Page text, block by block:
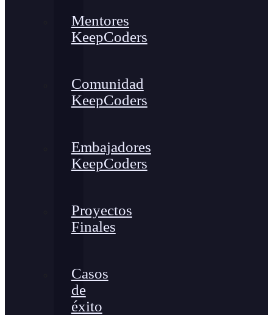
Mentores
KeepCoders
Comunidad
KeepCoders
Embajadores
KeepCoders
Proyectos
Finales
Casos
de
éxito